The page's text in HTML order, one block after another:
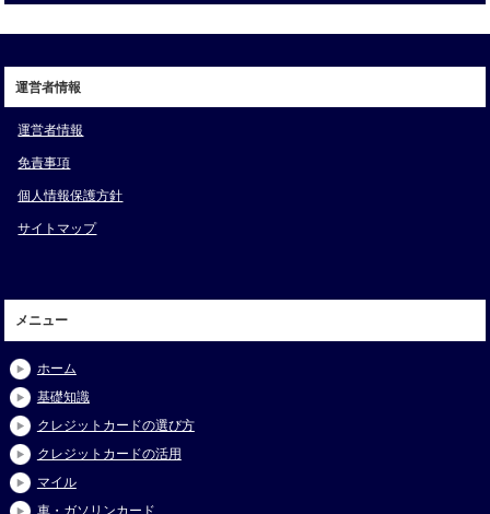
運営者情報
運営者情報
免責事項
個人情報保護方針
サイトマップ
メニュー
ホーム
基礎知識
クレジットカードの選び方
クレジットカードの活用
マイル
車・ガソリンカード